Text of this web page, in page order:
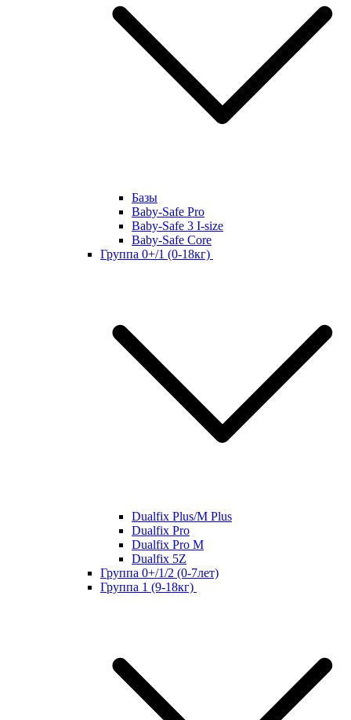
Базы
Baby-Safe Pro
Baby-Safe 3 I-size
Baby-Safe Core
Группа 0+/1 (0-18кг)
Dualfix Plus/M Plus
Dualfix Pro
Dualfix Pro M
Dualfix 5Z
Группа 0+/1/2 (0-7лет)
Группа 1 (9-18кг)